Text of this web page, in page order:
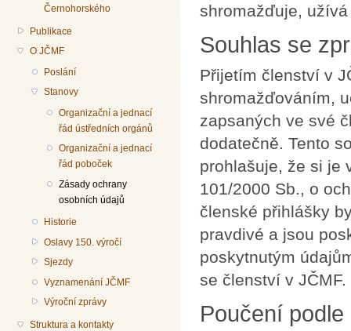
Černohorského
Publikace
O JČMF
Poslání
Stanovy
Organizační a jednací
řád ústředních orgánů
Organizační a jednací
řád poboček
Zásady ochrany
osobních údajů
Historie
Oslavy 150. výročí
Sjezdy
Vyznamenání JČMF
Výroční zprávy
Struktura a kontakty
shromažďuje,
Souhlas se
Přijetím členství v
shromažďováním,
zapsaných ve své
dodatečně. Tento
prohlašuje, že si je
101/2000 Sb., o
členské přihlášky
pravdivé a jsou
poskytnutým
se členství v JČMF.
Poučení